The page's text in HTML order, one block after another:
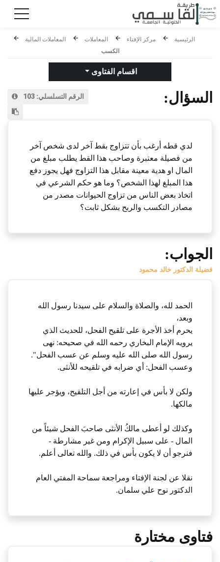
الرئيسية مركز الإفتاء المعاملات
المعاملات المالية
الكسب
اقسام الفتاوى
السؤال: الرقم التسلسلي: 103
لدي قطه أرغب بأن تتزاوج بقط آخر لدى شخص آخر
من فصيلة معتبرة وصاحب هذا القط يطلب مبلغ من
المال او هدية معينة مقابل هذا التزاوج فهل يجوز دفع
هذا المبلغ لهذا الشخص؟ وما هو حكم الشرعي في
اتخاذ بعض الناس من تزاوج الحيوانات مصدر من
مصادر التكسب والربح بشكل ثابت؟
الجواب:
فضيلة الدكتور خالد محمود
الحمد لله، والصلاة والسلام على سيدنا رسول الله
وبعد،
يحرم أخذ الأجرة على تلقيح الفحل، للحديث الذي
يرويه الإمام البخاري رحمه الله في صحيحه: نهى
رسول الله صلى الله عليه وسلم عن عسب الفحل".
وعسب الفحل: أي ضرابه في تلقيحه للأنثى.
ولكن لا بأس في إعارته من أجل التلقيح، ويؤجر عليها
مالكها.
وكذلك لو أعطى مالكُ الأنثى صاحبَ الفحل شيئاً من
المال - على سبيل الإكرام ومن غير مشارطة -
فنرجو أن لا يكون بأس في ذلك. والله تعالى أعلم.
نقلا عن لجنة الإفتاء ومراجعة سماحة المفتي العام
الدكتور نوح علي سلمان.
فتاوى مختارة